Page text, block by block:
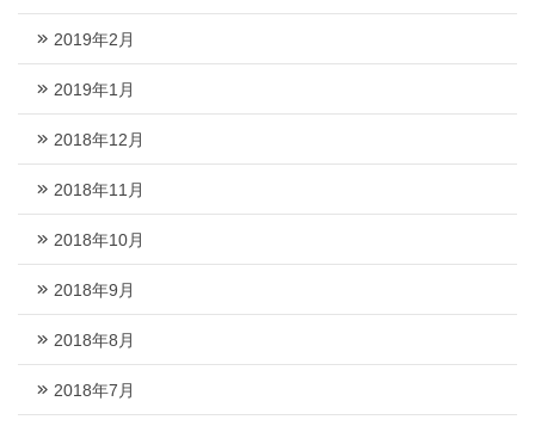
2019年2月
2019年1月
2018年12月
2018年11月
2018年10月
2018年9月
2018年8月
2018年7月